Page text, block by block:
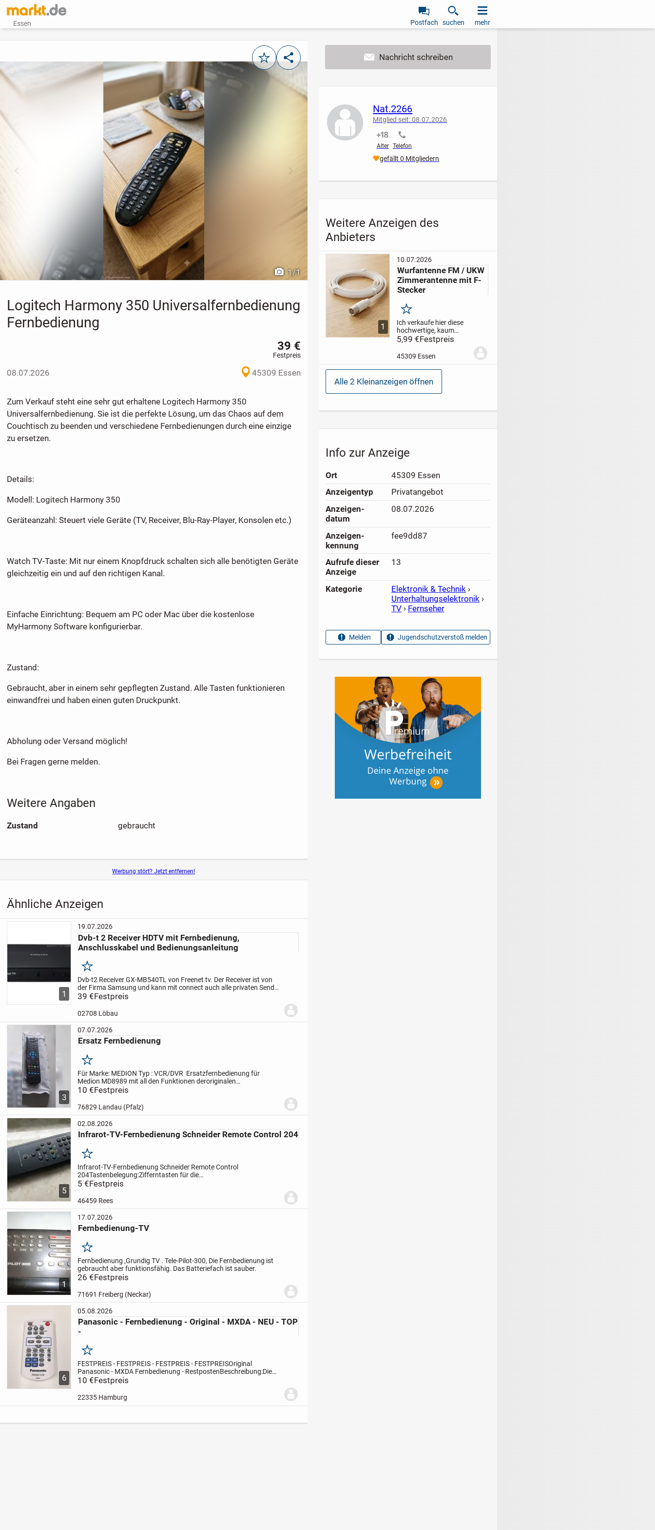
Essen Postfach suchen mehr
MerkenTeilen
vorheriges Bild
1/1
nächstes Bild
​Logitech Harmony 350 Universalfernbedienung
Fernbedienung
39 €
Festpreis
08.07.2026 45309 Essen
Zum Verkauf steht eine sehr gut erhaltene Logitech Harmony 350
Universalfernbedienung. Sie ist die perfekte Lösung, um das Chaos auf dem
Couchtisch zu beenden und verschiedene Fernbedienungen durch eine einzige
zu ersetzen.
​Details:
​Modell: Logitech Harmony 350
​Geräteanzahl: Steuert viele Geräte (TV, Receiver, Blu-Ray-Player, Konsolen etc.)
​Watch TV-Taste: Mit nur einem Knopfdruck schalten sich alle benötigten Geräte
gleichzeitig ein und auf den richtigen Kanal.
​Einfache Einrichtung: Bequem am PC oder Mac über die kostenlose
MyHarmony Software konfigurierbar.
​Zustand:
Gebraucht, aber in einem sehr gepflegten Zustand. Alle Tasten funktionieren
einwandfrei und haben einen guten Druckpunkt.
Abholung oder Versand möglich!
Bei Fragen gerne melden.
Weitere Angaben
Zustand gebraucht
Werbung stört? Jetzt entfernen!
Ähnliche Anzeigen
1
19.07.2026
Dvb-t 2 Receiver HDTV mit Fernbedienung,
Anschlusskabel und Bedienungsanleitung
Merken
Dvb-t2 Receiver GX-MB540TL von Freenet tv. Der Receiver ist von
der Firma Samsung und kann mit connect auch alle privaten Sender
empfangen. HDMI Anschluss, Kompatibilität: HDTV-Geräte über
39 €Festpreis
02708 Löbau
3
07.07.2026
Ersatz Fernbedienung
Merken
Für Marke: MEDION Typ : VCR/DVR Ersatzfernbedienung für
Medion MD8989 mit all den Funktionen deroriginalen
Fernbedienung.Es wird jeden Knopf
Tun Sie...
10 €Festpreis
76829 Landau (Pfalz)
5
02.08.2026
Infrarot-TV-Fernbedienung Schneider Remote Control 204
Merken
Infrarot-TV-Fernbedienung Schneider Remote Control
204Tastenbelegung:Zifferntasten für die
Programmwahl
Bildeinstellung
5 €Festpreis
46459 Rees
1
17.07.2026
Fernbedienung-TV
Merken
Fernbedienung ,Grundig TV . Tele-Pilot-300, Die Fernbedienung ist
gebraucht aber funktionsfähig. Das Batteriefach ist sauber.
26 €Festpreis
71691 Freiberg (Neckar)
6
05.08.2026
Panasonic - Fernbedienung - Original - MXDA - NEU - TOP
-
Merken
FESTPREIS - FESTPREIS - FESTPREIS - FESTPREISOriginal
Panasonic - MXDA Fernbedienung - RestpostenBeschreibung:Die
Original Panasonic Fernbedienung passt für den Panasonic MXDA
Es...
10 €Festpreis
22335 Hamburg
Nat.2266
Mitglied seit: 08.07.2026
Alter
nicht verifiziert
Telefon
nicht verifiziert
gefällt 0 Mitgliedern
Weitere Anzeigen des
Anbieters
1
10.07.2026
Wurfantenne FM / UKW
Zimmerantenne mit F-
Stecker
Merken
Ich verkaufe hier diese
hochwertige, kaum
genutzte Wurfantenne
(UKW/FM-Dipolantenne)
für den Innenbereich.
Anschluss: Standard F-
Stecker (für die meisten
Tuner, Receiver &...
5,99 €Festpreis
45309 Essen
Alle 2 Kleinanzeigen öffnen
Info zur Anzeige
Ort
45309 Essen
Anzeigen­typ
Privatangebot
Anzeigen­
datum
08.07.2026
Anzeigen­
kennung
fee9dd87
Aufrufe dieser
Anzeige
13
Kategorie Elektronik & Technik ›
Unterhaltungselektronik ›
TV › Fernseher
Melden Jugendschutzverstoß melden